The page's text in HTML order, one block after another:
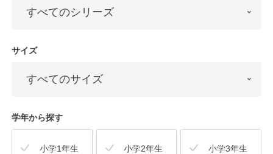
サイズ
学年から探す
小学1年生 小学2年生 小学3年生